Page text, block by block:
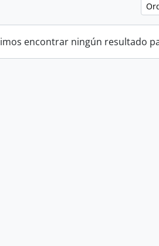
encontrar ningún resultado